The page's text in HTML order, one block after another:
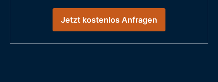
Jetzt kostenlos Anfragen